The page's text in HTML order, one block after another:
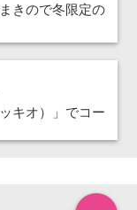
きので冬限定の
キオ）」でコー